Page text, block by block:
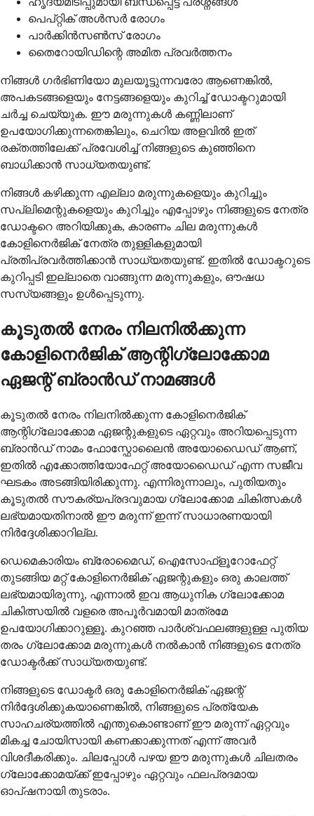
പെപ്റ്റിക് അൾസർ രോഗം
പാർക്കിൻസൺസ് രോഗം
തൈറോയിഡിന്റെ അമിത പ്രവർത്തനം
നിങ്ങൾ ഗർഭിണിയോ മുലയൂട്ടുന്നവരോ ആണെങ്കിൽ,
അപകടങ്ങളെയും നേട്ടങ്ങളെയും കുറിച്ച് ഡോക്ടറുമായി
ചർച്ച ചെയ്യുക. ഈ മരുന്നുകൾ കണ്ണിലാണ്
ഉപയോഗിക്കുന്നതെങ്കിലും, ചെറിയ അളവിൽ ഇത്
രക്തത്തിലേക്ക് പ്രവേശിച്ച് നിങ്ങളുടെ കുഞ്ഞിനെ
ബാധിക്കാൻ സാധ്യതയുണ്ട്.
നിങ്ങൾ കഴിക്കുന്ന എല്ലാ മരുന്നുകളെയും കുറിച്ചും
സപ്ലിമെന്റുകളെയും കുറിച്ചും എപ്പോഴും നിങ്ങളുടെ നേത്ര
ഡോക്ടറെ അറിയിക്കുക, കാരണം ചില മരുന്നുകൾ
കോളിനെർജിക് നേത്ര തുള്ളികളുമായി
പ്രതിപ്രവർത്തിക്കാൻ സാധ്യതയുണ്ട്. ഇതിൽ ഡോക്ടറുടെ
കുറിപ്പടി ഇല്ലാതെ വാങ്ങുന്ന മരുന്നുകളും, ഔഷധ
സസ്യങ്ങളും ഉൾപ്പെടുന്നു.
കൂടുതൽ നേരം നിലനിൽക്കുന്ന
കോളിനെർജിക് ആന്റിഗ്ലോക്കോമ
ഏജന്റ് ബ്രാൻഡ് നാമങ്ങൾ
കൂടുതൽ നേരം നിലനിൽക്കുന്ന കോളിനെർജിക്
ആന്റിഗ്ലോക്കോമ ഏജന്റുകളുടെ ഏറ്റവും അറിയപ്പെടുന്ന
ബ്രാൻഡ് നാമം ഫോസ്ഫോലൈൻ അയോഡൈഡ് ആണ്,
ഇതിൽ എക്കോത്തിയോഫേറ്റ് അയോഡൈഡ് എന്ന സജീവ
ഘടകം അടങ്ങിയിരിക്കുന്നു. എന്നിരുന്നാലും, പുതിയതും
കൂടുതൽ സൗകര്യപ്രദവുമായ ഗ്ലോക്കോമ ചികിത്സകൾ
ലഭ്യമായതിനാൽ ഈ മരുന്ന് ഇന്ന് സാധാരണയായി
നിർദ്ദേശിക്കാറില്ല.
ഡെമെകാരിയം ബ്രോമൈഡ്, ഐസോഫ്ളൂറോഫേറ്റ്
തുടങ്ങിയ മറ്റ് കോളിനെർജിക് ഏജന്റുകളും ഒരു കാലത്ത്
ലഭ്യമായിരുന്നു, എന്നാൽ ഇവ ആധുനിക ഗ്ലോക്കോമ
ചികിത്സയിൽ വളരെ അപൂർവമായി മാത്രമേ
ഉപയോഗിക്കാറുള്ളൂ. കുറഞ്ഞ പാർശ്വഫലങ്ങളുള്ള പുതിയ
തരം ഗ്ലോക്കോമ മരുന്നുകൾ നൽകാൻ നിങ്ങളുടെ നേത്ര
ഡോക്ടർക്ക് സാധ്യതയുണ്ട്.
നിങ്ങളുടെ ഡോക്ടർ ഒരു കോളിനെർജിക് ഏജന്റ്
നിർദ്ദേശിക്കുകയാണെങ്കിൽ, നിങ്ങളുടെ പ്രത്യേക
സാഹചര്യത്തിൽ എന്തുകൊണ്ടാണ് ഈ മരുന്ന് ഏറ്റവും
മികച്ച ചോയിസായി കണക്കാക്കുന്നത് എന്ന് അവർ
വിശദീകരിക്കും. ചിലപ്പോൾ പഴയ ഈ മരുന്നുകൾ ചിലതരം
ഗ്ലോക്കോമയ്ക്ക് ഇപ്പോഴും ഏറ്റവും ഫലപ്രദമായ
ഓപ്ഷനായി തുടരാം.